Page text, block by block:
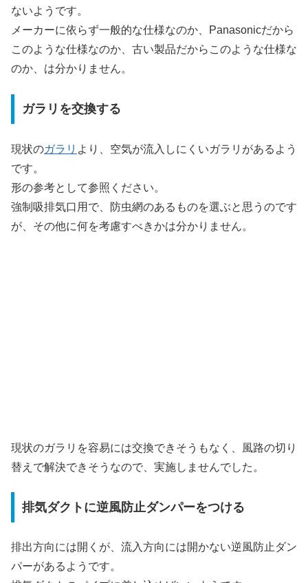
ないようです。
メーカーに依らず一般的な仕様なのか、Panasonicだから
このような仕様なのか、古い製品だからこのような仕様な
のか、は分かりません。
ガラリを交換する
現状のガラリ より、空気が流入しにくいガラリがあるよう
です。
形の参考として参照ください。
強制吸排気口用で、防虫網のあるものを選ぶと思うのです
が、その他に何を考慮すべきかは分かりません。
現状のガラリを容易には交換できそうもなく、風路の切り
替えで解決できそうなので、実施しませんでした。
排気ダクトに逆風防止ダンパーをつける
排出方向には開くが、流入方向には開かない逆風防止ダン
パーがあるようです。